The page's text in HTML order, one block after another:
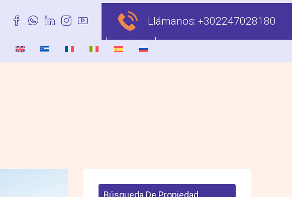
Llámanos: +302247028180
Búsqueda De Propiedad